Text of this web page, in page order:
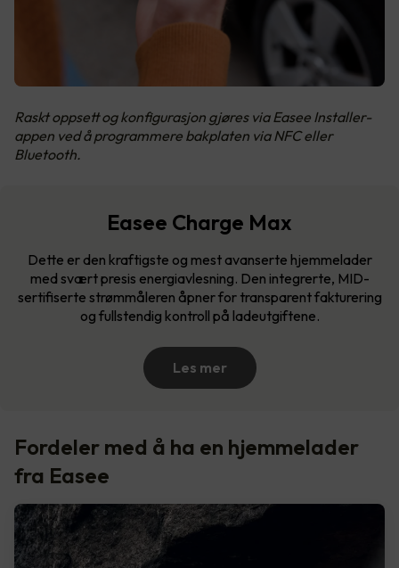
Raskt oppsett og konfigurasjon gjøres via Easee Installer-
appen ved å programmere bakplaten via NFC eller
Bluetooth.
Easee Charge Max
Dette er den kraftigste og mest avanserte hjemmelader
med svært presis energiavlesning. Den integrerte, MID-
sertifiserte strømmåleren åpner for transparent fakturering
og fullstendig kontroll på ladeutgiftene.
Les mer
Fordeler med å ha en hjemmelader
fra Easee